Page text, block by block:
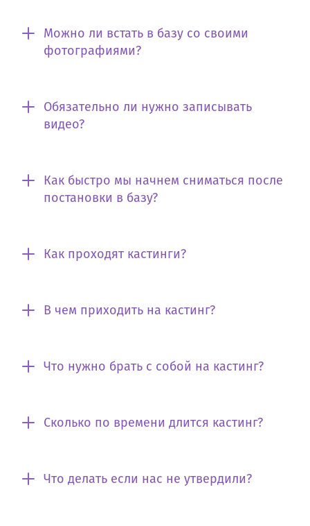
Можно ли встать в базу со своими
фотографиями?
Обязательно ли нужно записывать
видео?
Как быстро мы начнем сниматься после
постановки в базу?
Как проходят кастинги?
В чем приходить на кастинг?
Что нужно брать с собой на кастинг?
Сколько по времени длится кастинг?
Что делать если нас не утвердили?